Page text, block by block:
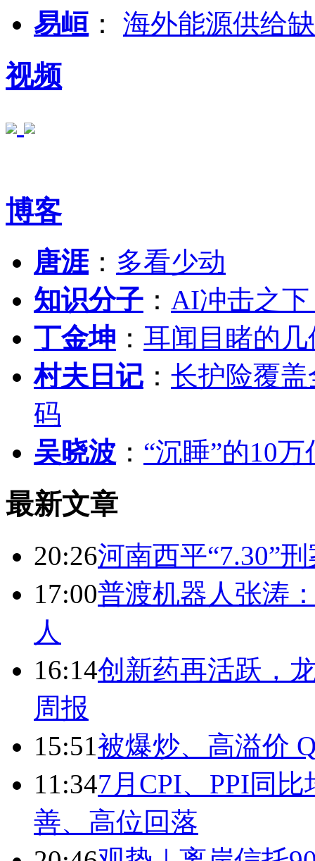
易峘 ： 海外能源供给
视频
博客
唐涯： 多看少动
知识分子 ： AI冲击之
丁金坤 ： 耳闻目睹的
村夫日记 ： 长护险覆
码
吴晓波 ： “沉睡”的10
最新文章
20:26河南西平“7.30”
17:00普渡机器人张涛
人
16:14创新药再活跃，
周报
15:51被爆炒、高溢价
11:347月CPI、PPI同
善、高位回落